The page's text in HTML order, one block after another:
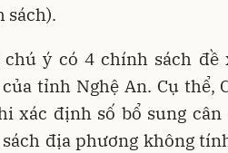
sách).
chú ý có 4 chính sách
tỉnh Nghệ An. Cụ thể,
xác định số bổ sung
sách địa phương không